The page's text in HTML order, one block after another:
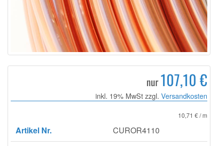
nur107,10 €
inkl. 19% MwSt zzgl. Versandkosten
10,71 € / m
Artikel Nr.
CUROR4110